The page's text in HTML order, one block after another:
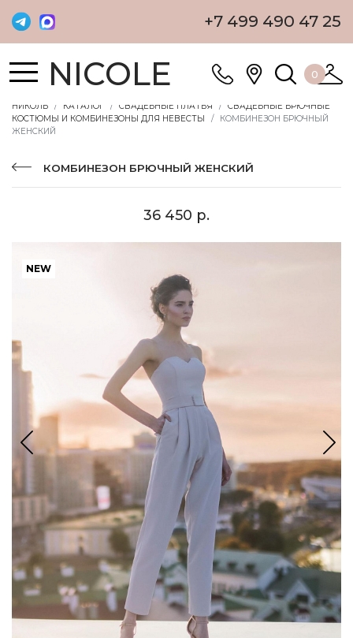
+7 499 490 47 25
NICOLE 0
НИКОЛЬ КАТАЛОГ СВАДЕБНЫЕ ПЛАТЬЯ
СВАДЕБНЫЕ БРЮЧНЫЕ
КОСТЮМЫ И КОМБИНЕЗОНЫ ДЛЯ НЕВЕСТЫ
КОМБИНЕЗОН БРЮЧНЫЙ
ЖЕНСКИЙ
КОМБИНЕЗОН БРЮЧНЫЙ ЖЕНСКИЙ
36 450 р.
NEW